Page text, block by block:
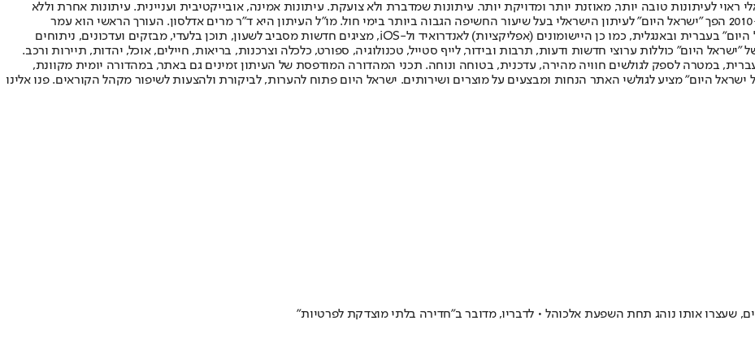
לעיתונות טובה יותר, מאוזנת יותר ומדויקת יותר. עיתונות שמדברת ולא צועקת. עיתונות אמינה, אובייקטיבית ועניינית. עיתונות אחרת וללא
תשלום. המהדורה המודפסת הראשונה פורסמה ב-30 ביולי 2007, וב-2010 הפך "ישראל היום" לעיתון הישראלי בעל שיעור החשיפה הגבוה ביותר בימי חול. מו"ל העיתון היא ד"ר מרים אדלסון. העורך הראשי הוא עמר
לחמנוביץ, והעורך המייסד הוא עמוס רגב. אתרי האינטרנט של "ישראל היום" בעברית ובאנגלית, כמו כן היישומונים (אפליקציות) לאנדרואיד ול-iOS, מציגים חדשות מסביב לשעון, תוכן בלעדי, מבזקים ועדכונים, ניתוחים
"ישראל היום" כוללות ערוצי חדשות ודעות, תרבות ובידור, לייף סטייל, טכנולוגיה, ספורט, כלכלה וצרכנות, בריאות, חיילים, אוכל, יהדות, תיירות ורכב.
בעברית, במטרה לספק לגולשים חוויה מהירה, עדכנית, בטוחה ונוחה. תכני המהדורה המודפסת של העיתון זמינים גם באתר, במהדורה יומית מקוונת,
היום" מציע לגולשי האתר הנחות ומבצעים על מוצרים ושירותים. ישראל היום פתוח להערות, לביקורת ולהצעות לשיפור מקהל הקוראים. פנו אלינו
שעצרו אותו נוהג תחת השפעת אלכוהל • לדבריו, מדובר ב"חדירה בלתי מוצדקת לפרטיות"